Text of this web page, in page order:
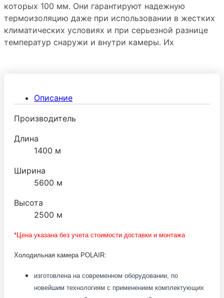
которых 100 мм. Они гарантируют надежную
термоизоляцию даже при использовании в жестких
климатических условиях и при серьезной разнице
температур снаружи и внутри камеры. Их
Описание
Производитель
Длина
1400 м
Ширина
5600 м
Высота
2500 м
*Цена указана без учета стоимости доставки и монтажа
Холодильная камера POLAIR:
изготовлена на современном оборудовании, по
новейшим технологиям с применением комплектующих